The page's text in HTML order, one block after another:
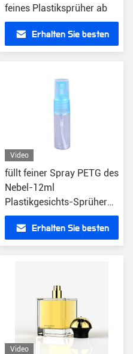
feines Plastiksprüher ab
Erhalten Sie besten
Video
füllt feiner Spray PETG des
Nebel-12ml
Plastikgesichts-Sprüher
ab
Erhalten Sie besten
Video